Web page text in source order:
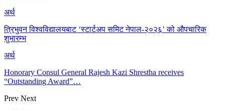
अर्थ
त्रिभुवन विश्वविद्यालयबाट ‘स्टार्टअप समिट नेपाल-२०२६’ को औपचारिक
शुभारम्भ
अर्थ
Honorary Consul General Rajesh Kazi Shrestha receives
“Outstanding Award”…
Prev Next